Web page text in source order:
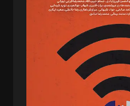
یسنا امان‌پور، سروش کرمیان،
فکرانه، فائزه فتحی